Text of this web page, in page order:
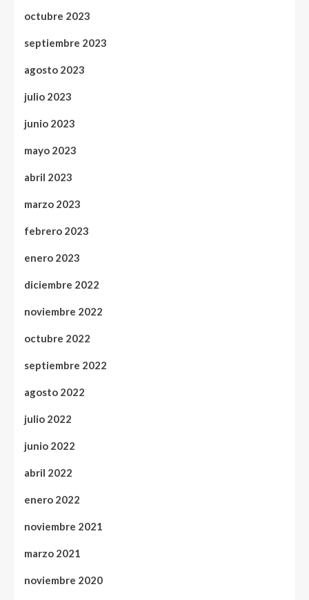
octubre 2023
septiembre 2023
agosto 2023
julio 2023
junio 2023
mayo 2023
abril 2023
marzo 2023
febrero 2023
enero 2023
diciembre 2022
noviembre 2022
octubre 2022
septiembre 2022
agosto 2022
julio 2022
junio 2022
abril 2022
enero 2022
noviembre 2021
marzo 2021
noviembre 2020